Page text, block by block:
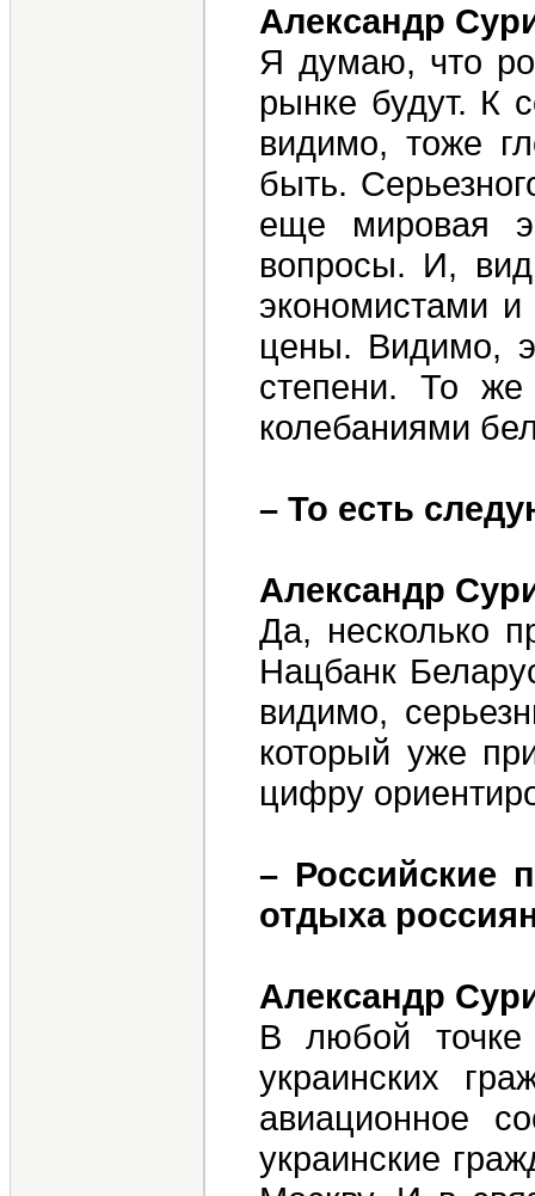
Александр
Я думаю, что
рынке будут. К
видимо, тоже
быть.
еще мировая
вопросы. И,
экономистами и
цены. Видимо,
степени. То
колебаниями
– То есть
Александр
Да, несколько
Нацбанк
видимо,
который уже
цифру
– Российские
отдыха
Александр
В любой точке
украинских
авиационное
украинские